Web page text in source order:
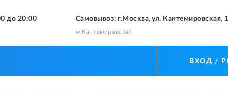
до 20:00 Самовывоз: г.Москва, ул. Кантемировская,
м.Кантемировская
ВХОД/